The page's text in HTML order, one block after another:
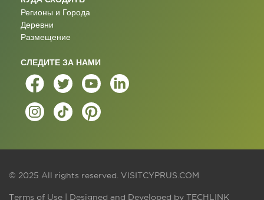
Регионы и Города
Деревни
Размещение
СЛЕДИТЕ ЗА НАМИ
© 2025 All rights reserved. VISITCYPRUS.COM
Terms of Use | Designed and Developed by TECHLINK